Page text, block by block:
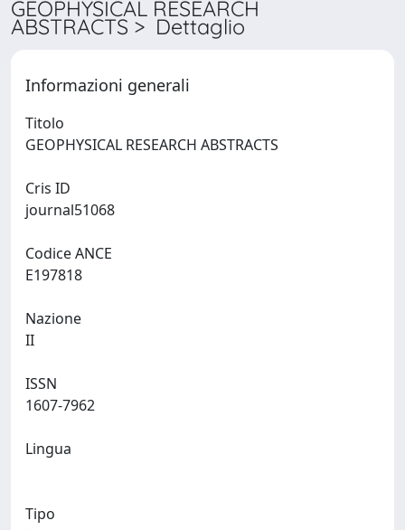
GEOPHYSICAL RESEARCH
ABSTRACTS > Dettaglio
Informazioni generali
Titolo
Cris ID
Codice ANCE
Nazione
ISSN
Lingua
Tipo